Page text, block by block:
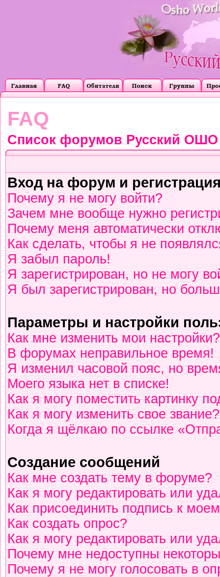
FAQ
Список форумов Русский ОШО
Вход на форум и
Почему я не могу войти?
Зачем мне вообще нужно
Почему меня автоматически
Как сделать, чтобы я не
Я забыл пароль!
Я зарегистрирован, но не могу
Я был зарегистрирован, но
Параметры и настройки
Как мне изменить мои настройки?
В форумах неправильное время!
Я изменил часовой пояс, но
Моего языка нет в списке!
Как я могу поместить картинку
Как я могу изменить свое звание?
Когда я щёлкаю по ссылке
Создание сообщений
Как мне создать тему в форуме?
Как я могу редактировать или
Как присоединить подпись к
Как создать опрос?
Как я могу редактировать или
Почему мне недоступны
Почему я не могу голосовать в